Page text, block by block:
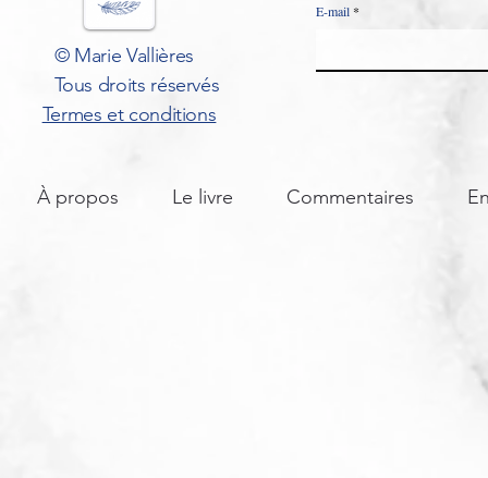
© Marie Vallières
Tous droits réservés
Termes et conditions
E-mail
À propos Le livre Commentaires